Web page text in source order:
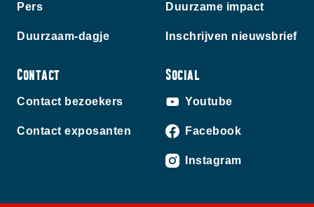
Pers
Duurzaam-dagje
Duurzame impact
Inschrijven nieuwsbrief
Contact
Contact bezoekers
Contact exposanten
Social
Youtube
Facebook
Instagram